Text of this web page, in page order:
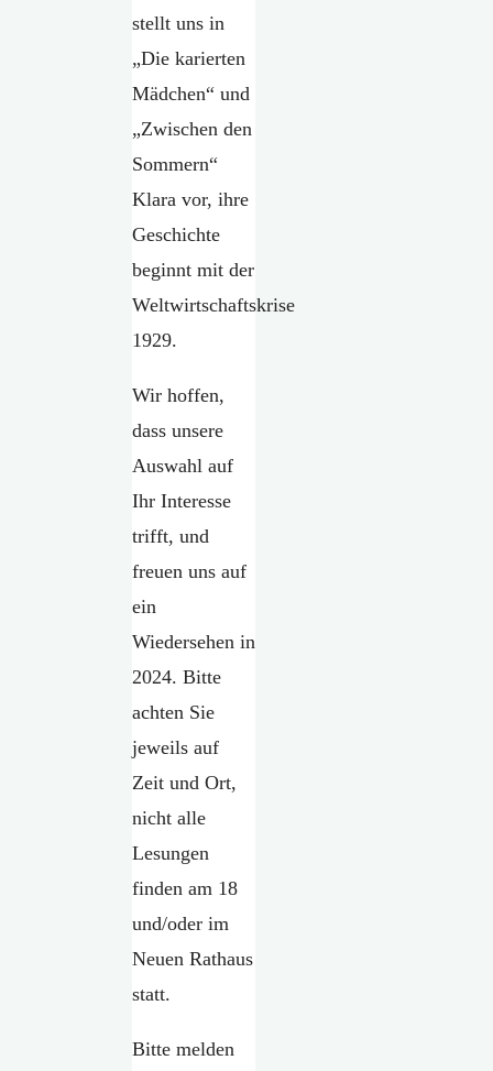
stellt uns in
„Die karierten
Mädchen“ und
„Zwischen den
Sommern“
Klara vor, ihre
Geschichte
beginnt mit der
Weltwirtschaftskrise
1929.
Wir hoffen,
dass unsere
Auswahl auf
Ihr Interesse
trifft, und
freuen uns auf
ein
Wiedersehen in
2024. Bitte
achten Sie
jeweils auf
Zeit und Ort,
nicht alle
Lesungen
finden am 18
und/oder im
Neuen Rathaus
statt.
Bitte melden